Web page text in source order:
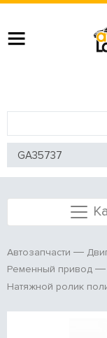
Автозапчасти
Ременный привод
Натяжной ролик